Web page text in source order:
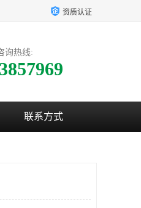
资质认证
询热线:
联系方式